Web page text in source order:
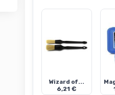
Wizard of...
6,21 €